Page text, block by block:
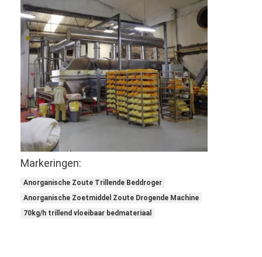
Markeringen:
Anorganische Zoute Trillende Beddroger
Anorganische Zoetmiddel Zoute Drogende Machine
70kg/h trillend vloeibaar bedmateriaal